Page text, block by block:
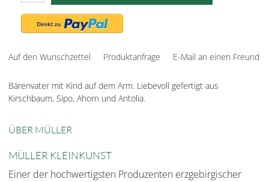
Auf den Wunschzettel Produktanfrage E-Mail an einen Freund
Bärenvater mit Kind auf dem Arm. Liebevoll gefertigt aus
Kirschbaum, Sipo, Ahorn und Antolia.
ÜBER MÜLLER
MÜLLER KLEINKUNST
Einer der hochwertigsten Produzenten erzgebirgischer